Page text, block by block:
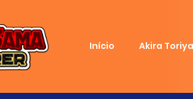
Início Akira